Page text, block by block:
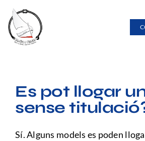
Skip
to
content
Lloguer d’embarcacions
Burricleta
Es pot llogar
sense
Sí. Alguns models es poden